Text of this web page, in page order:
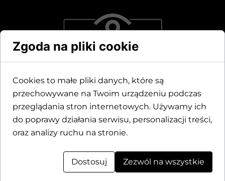
Dane kontaktowe
Motylewska 24
tel.+48 571 521 126
Zgoda na pliki cookie
Cookies to małe pliki danych, które są
przechowywane na Twoim urządzeniu podczas
przeglądania stron internetowych. Używamy ich
do poprawy działania serwisu, personalizacji treści,
oraz analizy ruchu na stronie.
Dostosuj Zezwól na wszystkie